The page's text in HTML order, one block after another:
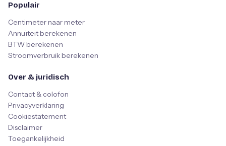
Populair
Centimeter naar meter
Annuïteit berekenen
BTW berekenen
Stroomverbruik berekenen
Over & juridisch
Contact & colofon
Privacyverklaring
Cookiestatement
Disclaimer
Toegankelijkheid